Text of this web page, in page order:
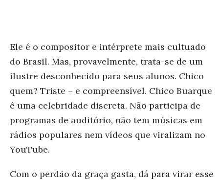
Ele é o compositor e intérprete mais cultuado
do Brasil. Mas, provavelmente, trata-se de um
ilustre desconhecido para seus alunos. Chico
quem? Triste – e compreensível. Chico Buarque
é uma celebridade discreta. Não participa de
programas de auditório, não tem músicas em
rádios populares nem vídeos que viralizam no
YouTube.
Com o perdão da graça gasta, dá para virar esse